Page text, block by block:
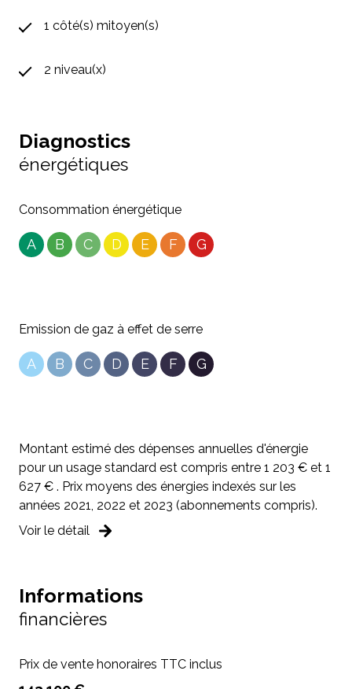
1 côté(s) mitoyen(s)
2 niveau(x)
Diagnostics
énergétiques
Consommation énergétique
A B C D E F G
Emission de gaz à effet de serre
A B C D E F G
Montant estimé des dépenses annuelles d'énergie
pour un usage standard est compris entre 1 203 € et 1
627 € . Prix moyens des énergies indexés sur les
années 2021, 2022 et 2023 (abonnements compris).
Voir le détail
Informations
financières
Prix de vente honoraires TTC inclus